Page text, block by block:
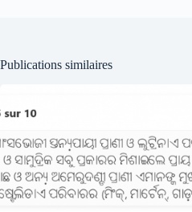
Publications similaires